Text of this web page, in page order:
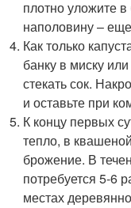
плотно уложите в
наполовину –
Как только
банку в миску
стекать сок.
и оставьте при
К концу первых
тепло, в
брожение. В
потребуется 5-6
местах